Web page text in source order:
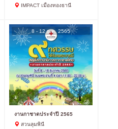
IMPACT เมืองทองธานี
8 - 12 ธ.ค. 2565
งานกาชาดประจำปี 2565
สวนลุมพินี